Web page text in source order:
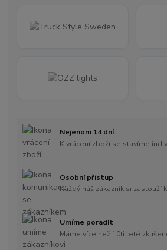
Nejenom 14 dní
K vrácení zboží se stavíme
Osobní přístup
Každý náš zákazník si zaslouží
Umíme poradit
Máme více než 10ti leté